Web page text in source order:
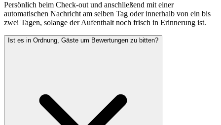
Persönlich beim Check-out und anschließend mit einer
automatischen Nachricht am selben Tag oder innerhalb von ein bis
zwei Tagen, solange der Aufenthalt noch frisch in Erinnerung ist.
Ist es in Ordnung, Gäste um Bewertungen zu bitten?